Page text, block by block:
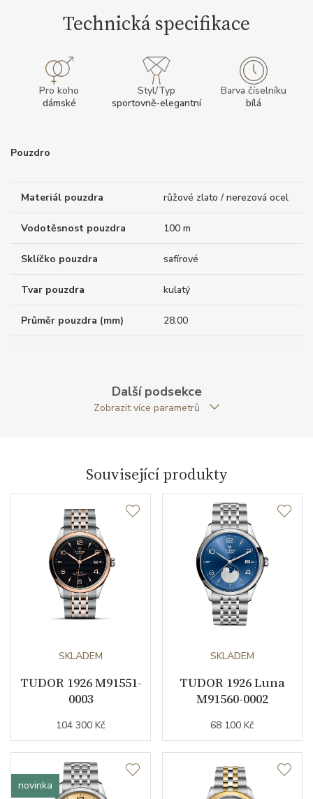
Technická specifikace
Pro koho
dámské
Styl/Typ
sportovně-elegantní
Barva číselníku
bílá
Pouzdro
Materiál pouzdra růžové zlato / nerezová ocel
Vodotěsnost pouzdra 100 m
Sklíčko pouzdra safírové
Tvar pouzdra kulatý
Průměr pouzdra (mm) 28.00
Rezerva chodu strojku 38
Datumovka
Sekundová ručka
Barva číselníku
Indexy číselníku kombinace indexů
Řemínek / Spona
Materiál řemínku růžové zlato / nerezová ocel
Další podsekce
Zobrazit více parametrů
Související produkty
SKLADEM
TUDOR 1926 M91551-
0003
104 300 Kč
SKLADEM
TUDOR 1926 Luna
M91560-0002
68 100 Kč
novinka